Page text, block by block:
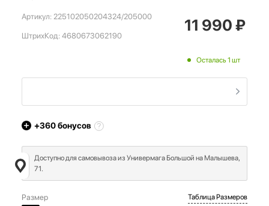
Артикул: 225102050204324/205000
ШтрихКод: 4680673062190
11 990₽
Осталась 1 шт
+360бонусов
Доступно для самовывоза из Универмага Большой на Малышева,
71.
Размер
Таблица Размеров